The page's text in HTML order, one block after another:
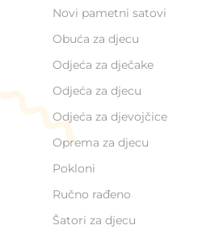
Novi pametni satovi
Obuća za djecu
Odjeća za dječake
Odjeća za djecu
Odjeća za djevojčice
Oprema za djecu
Pokloni
Ručno rađeno
Šatori za djecu